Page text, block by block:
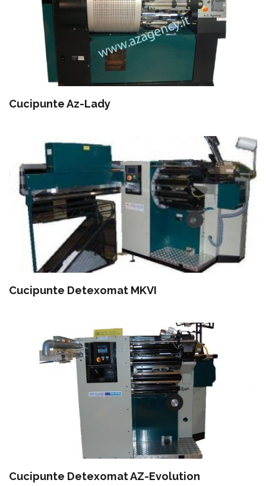
Cucipunte Az-Lady
Cucipunte Detexomat MKVI
Cucipunte Detexomat AZ-Evolution